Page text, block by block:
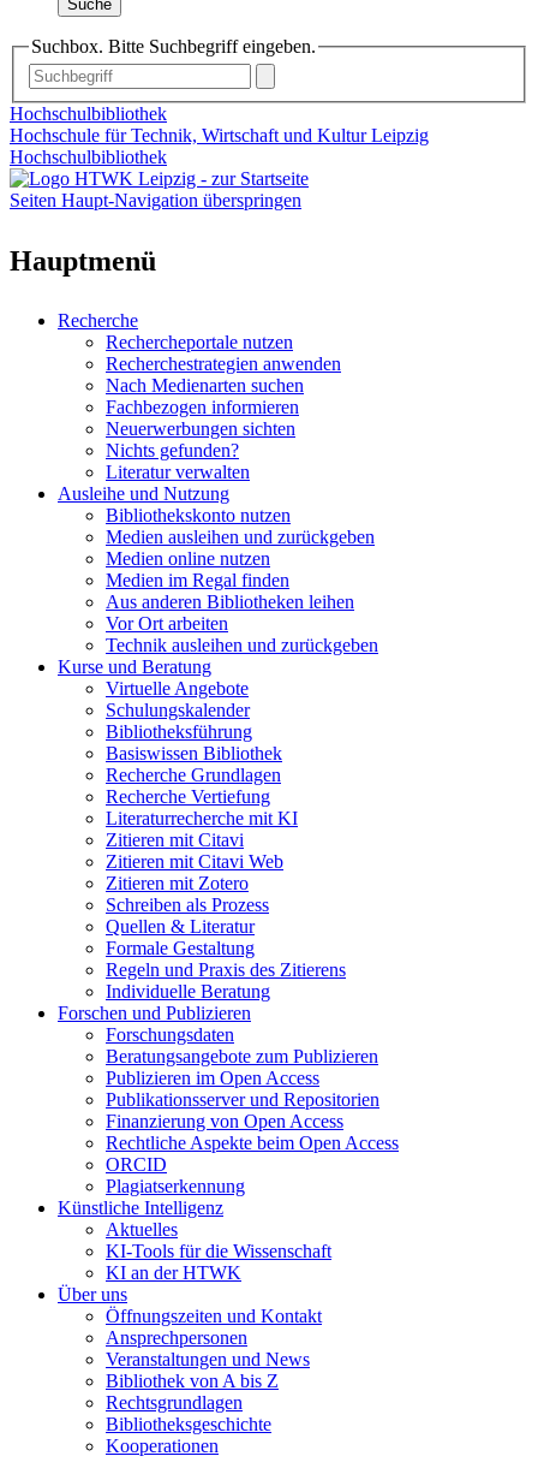
Suche
Suchbox. Bitte Suchbegriff eingeben.
Hochschulbibliothek
Hochschule für Technik, Wirtschaft und Kultur Leipzig
Hochschulbibliothek
Seiten Haupt-Navigation überspringen
Hauptmenü
Recherche
Rechercheportale nutzen
Recherchestrategien anwenden
Nach Medienarten suchen
Fachbezogen informieren
Neuerwerbungen sichten
Nichts gefunden?
Literatur verwalten
Ausleihe und Nutzung
Bibliothekskonto nutzen
Medien ausleihen und zurückgeben
Medien online nutzen
Medien im Regal finden
Aus anderen Bibliotheken leihen
Vor Ort arbeiten
Technik ausleihen und zurückgeben
Kurse und Beratung
Virtuelle Angebote
Schulungskalender
Bibliotheksführung
Basiswissen Bibliothek
Recherche Grundlagen
Recherche Vertiefung
Literaturrecherche mit KI
Zitieren mit Citavi
Zitieren mit Citavi Web
Zitieren mit Zotero
Schreiben als Prozess
Quellen & Literatur
Formale Gestaltung
Regeln und Praxis des Zitierens
Individuelle Beratung
Forschen und Publizieren
Forschungsdaten
Beratungsangebote zum Publizieren
Publizieren im Open Access
Publikationsserver und Repositorien
Finanzierung von Open Access
Rechtliche Aspekte beim Open Access
ORCID
Plagiatserkennung
Künstliche Intelligenz
Aktuelles
KI-Tools für die Wissenschaft
KI an der HTWK
Über uns
Öffnungszeiten und Kontakt
Ansprechpersonen
Veranstaltungen und News
Bibliothek von A bis Z
Rechtsgrundlagen
Bibliotheksgeschichte
Kooperationen